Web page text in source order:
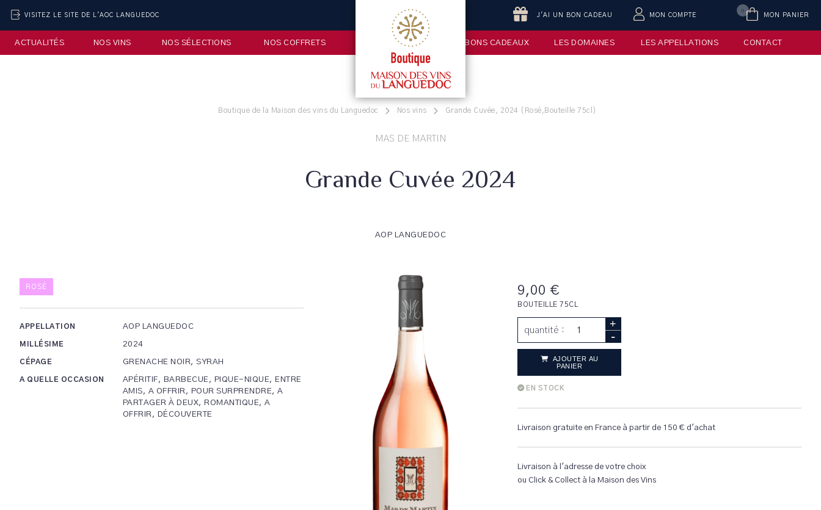
VISITEZ LE SITE DE L'AOC LANGUEDOC J'AI UN BON CADEAU MON COMPTE MON PANIER
0
ACTUALITÉS NOS VINS NOS SÉLECTIONS NOS COFFRETS BONS CADEAUX LES DOMAINES LES APPELLATIONS CONTACT
Boutique de la Maison des vins du Languedoc Nos vins Grande Cuvée, 2024 (Rosé,Bouteille 75cl)
MAS DE MARTIN
Grande Cuvée 2024
AOP LANGUEDOC
ROSÉ
APPELLATION AOP LANGUEDOC
MILLÉSIME 2024
CÉPAGE GRENACHE NOIR, SYRAH
A QUELLE OCCASION
APÉRITIF, BARBECUE, PIQUE-NIQUE, ENTRE
AMIS, A OFFRIR, POUR SURPRENDRE, A
PARTAGER À DEUX, ROMANTIQUE, A
OFFRIR, DÉCOUVERTE
9,00 €
BOUTEILLE 75CL
quantité : +
-
AJOUTER AU
PANIER
EN STOCK
Livraison gratuite en France à partir de 150 € d'achat
Livraison à l'adresse de votre choix
ou Click & Collect à la Maison des Vins